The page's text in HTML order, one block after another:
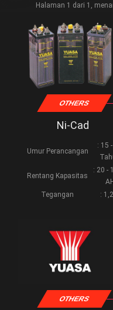
Halaman 1 dari 1,
OTHERS
Ni-Cad
Umur Perancangan
: 15
Rentang Kapasitas
: 20 -
Tegangan
:
OTHERS